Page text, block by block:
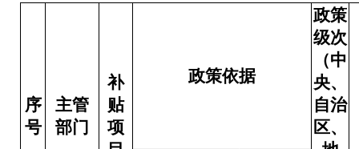
序
号
主管
部门
补
贴
项
政策依据
政策
级次
（中
央、
自治
区、